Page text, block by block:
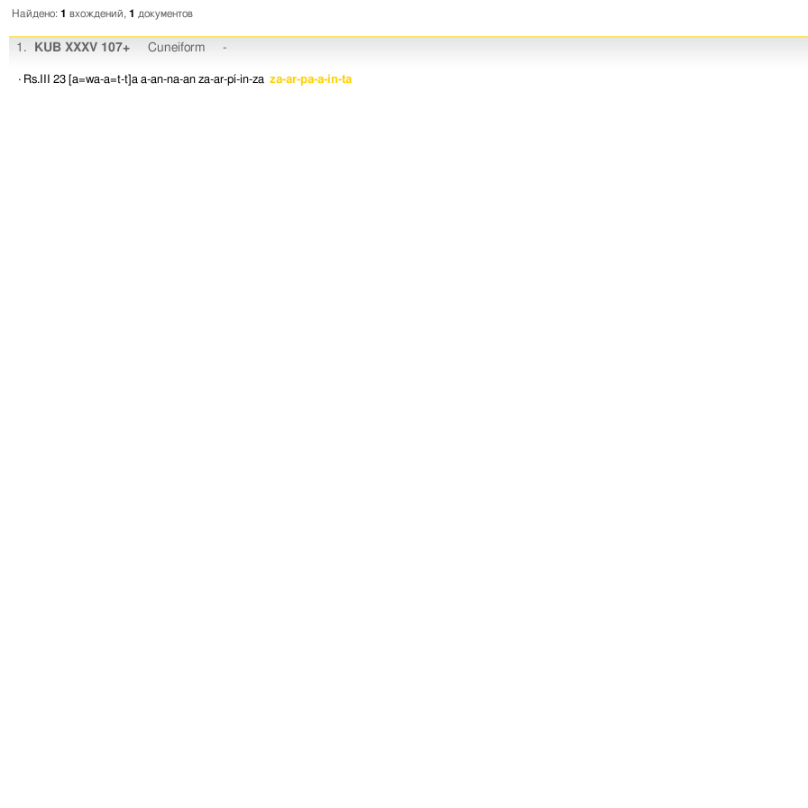
Найдено: 1 вхождений, 1 документов
1. KUB XXXV 107+ Cuneiform -
· Rs.III 23 [a=wa-a=t-t]a a-an-na-an za-ar-pí-in-za za-ar-pa-a-in-ta